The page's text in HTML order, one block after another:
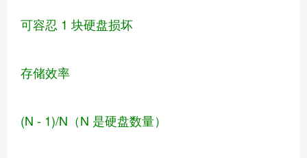
可容忍 1 块硬盘损坏
存储效率
(N - 1)/N（N 是硬盘数量）